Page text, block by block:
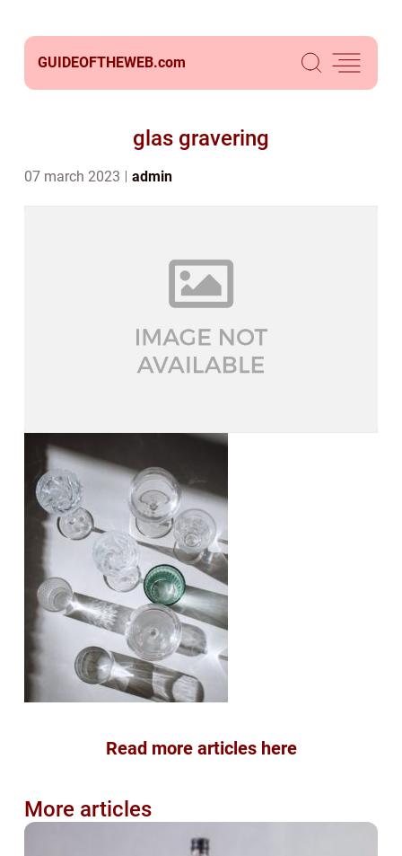
GUIDEOFTHEWEB.com
glas gravering
07 march 2023 admin
Read more articles here
More articles